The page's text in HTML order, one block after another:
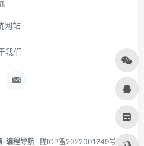
网站
我们
-编程导航 陇ICP备2022001249号